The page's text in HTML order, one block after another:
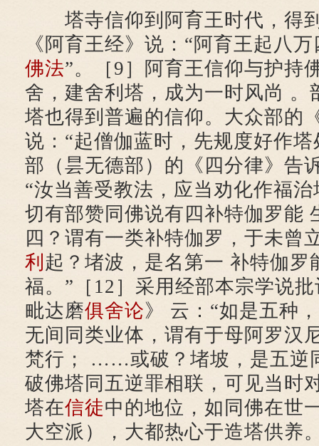
塔寺信仰到阿育王时代，得
《阿育王经》说：“阿育王起八
佛法”。［9］阿育王信仰与护持
舍，建舍利塔，成为一时风尚 。
塔也得到普遍的信仰。大众部的
说：“起僧伽蓝时，先规度好作
部（昙无德部）的《四分律》告
“汝当善受教法，应当劝化作福
切有部赞同佛说有四补特伽罗能
四？谓有一类补特伽罗，于未曾
利 起？堵波，是名第一 补特伽罗
福。”［12］采用经部本宗学说
毗达磨俱舍论》 云：“如是五种
无间同类业体，谓有于母阿罗汉
梵行； ……或破？堵坡，是五逆
破佛塔同五逆罪相联，可见当时
塔在信徒中的地位，如同佛在世
大空派），大都热心于造塔供养